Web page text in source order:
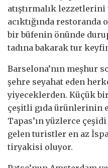
atıştırmalık lezzetlerini
acıktığında
bir büfenin önünde
tadına bakarak tur
Barselona’nın meşhur
şehre seyahat eden
yiyeceklerden. Küçük
çeşitli gıda ürünlerinin
Tapas’ın yüzlerce
gelen turistler en az
tiryakisi oluyor.